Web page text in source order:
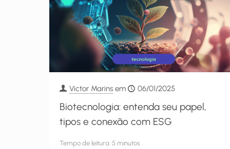
Victor Marins em 06/01/2025
Biotecnologia: entenda seu papel,
tipos e conexão com ESG
Tempo de leitura: 5 minutos